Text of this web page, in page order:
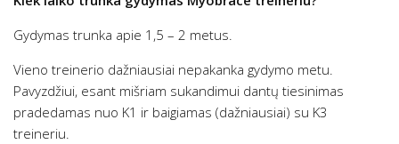
Gydymas trunka apie 1,5 – 2 metus.
Vieno treinerio dažniausiai nepakanka gydymo metu.
Pavyzdžiui, esant mišriam sukandimui dantų tiesinimas
pradedamas nuo K1 ir baigiamas (dažniausiai) su K3
treineriu.